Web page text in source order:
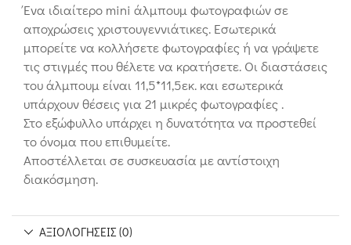
Ένα ιδιαίτερο mini άλμπουμ φωτογραφιών σε
αποχρώσεις χριστουγεννιάτικες. Εσωτερικά
μπορείτε να κολλήσετε φωτογραφίες ή να γράψετε
τις στιγμές που θέλετε να κρατήσετε. Οι διαστάσεις
του άλμπουμ είναι 11,5*11,5εκ. και εσωτερικά
υπάρχουν θέσεις για 21 μικρές φωτογραφίες .
Στο εξώφυλλο υπάρχει η δυνατότητα να προστεθεί
το όνομα που επιθυμείτε.
Αποστέλλεται σε συσκευασία με αντίστοιχη
διακόσμηση.
ΑΞΙΟΛΟΓΉΣΕΙΣ (0)